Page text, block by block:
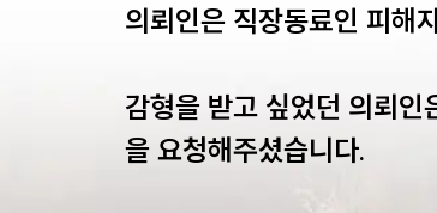
의뢰인은 직장동료인 피해
감형을 받고 싶었던 의뢰
을 요청해주셨습니다.